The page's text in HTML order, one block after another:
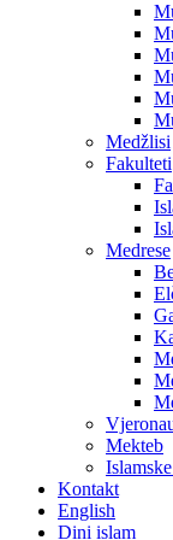
Medžlisi
Fakulteti
Medrese
Mekteb
Kontakt
English
Dini islam